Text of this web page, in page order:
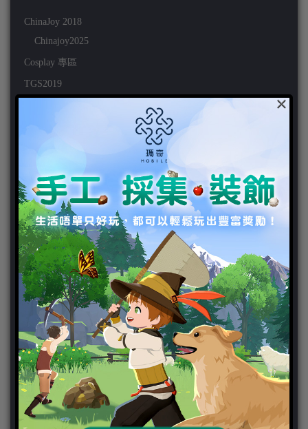
ChinaJoy 2018
Chinajoy2025
Cosplay 專區
TGS2019
天堂2:革命 新聞
好康活動
官方虛寶
家用遊戲
3DS
PC
PS VITA
PS3
PS4
PSP
Wii
Wiiu
XBOX ONE
×